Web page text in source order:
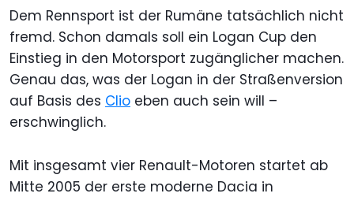
Dem Rennsport ist der Rumäne tatsächlich nicht
fremd. Schon damals soll ein Logan Cup den
Einstieg in den Motorsport zugänglicher machen.
Genau das, was der Logan in der Straßenversion
auf Basis des Clio eben auch sein will –
erschwinglich.
Mit insgesamt vier Renault-Motoren startet ab
Mitte 2005 der erste moderne Dacia in